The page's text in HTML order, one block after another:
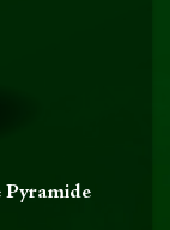
Pyramide